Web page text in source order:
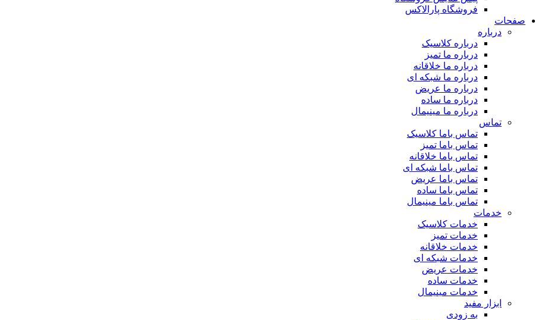
فروشگاه پارالاکس
صفحات
درباره
درباره کلاسیک
درباره ما تمیز
درباره ما خلاقانه
درباره ما شبکه ای
درباره ما عریض
درباره ما ساده
درباره ما مینیمال
تماس
تماس باما کلاسیک
تماس باما تمیز
تماس باما خلاقانه
تماس باما شبکه ای
تماس باما عریض
تماس باما ساده
تماس باما مینیمال
خدمات
خدمات کلاسیک
خدمات تمیز
خدمات خلاقانه
خدمات شبکه ای
خدمات عریض
خدمات ساده
خدمات مینیمال
ابزار مفید
به زودی